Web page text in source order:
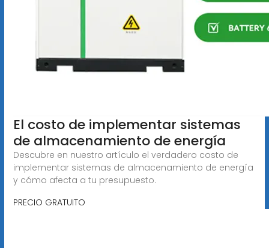
El costo de implementar sistemas
de almacenamiento de energía
Descubre en nuestro artículo el verdadero costo de
implementar sistemas de almacenamiento de energía
y cómo afecta a tu presupuesto.
PRECIO GRATUITO